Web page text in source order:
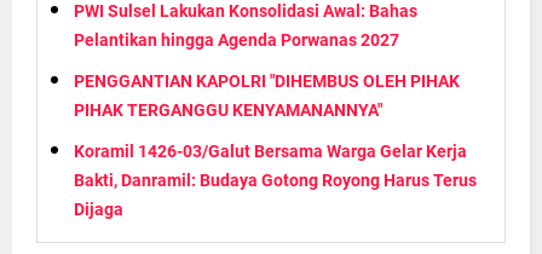
PWI Sulsel Lakukan Konsolidasi Awal: Bahas
Pelantikan hingga Agenda Porwanas 2027
PENGGANTIAN KAPOLRI "DIHEMBUS OLEH PIHAK
PIHAK TERGANGGU KENYAMANANNYA"
Koramil 1426-03/Galut Bersama Warga Gelar Kerja
Bakti, Danramil: Budaya Gotong Royong Harus Terus
Dijaga